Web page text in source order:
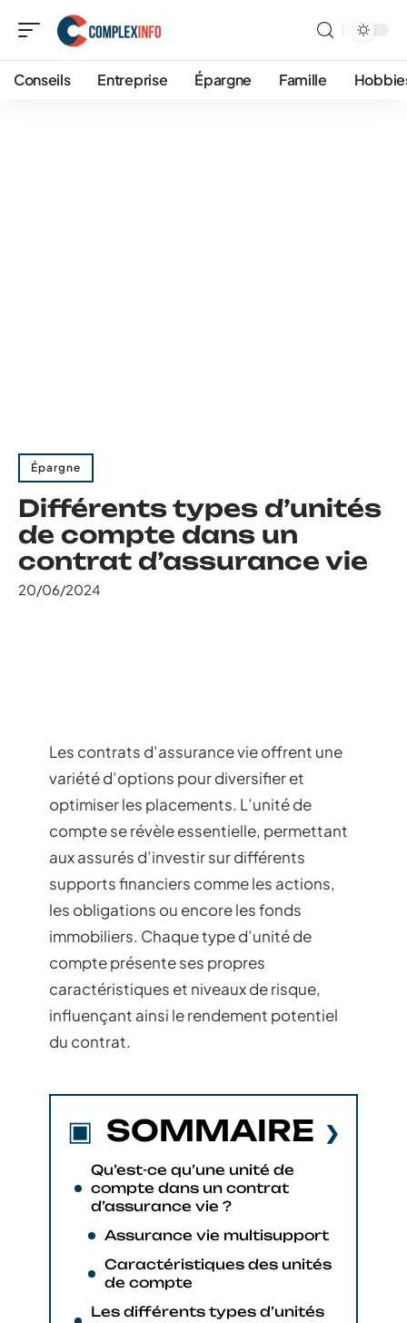
Conseils Entreprise Épargne Famille
Épargne
Différents types d’unités
de compte dans un
contrat d’assurance vie
20/06/2024
Les contrats d’assurance vie offrent une
variété d’options pour diversifier et
optimiser les placements. L’unité de
compte se révèle essentielle, permettant
aux assurés d’investir sur différents
supports financiers comme les actions,
les obligations ou encore les fonds
immobiliers. Chaque type d’unité de
compte présente ses propres
caractéristiques et niveaux de risque,
influençant ainsi le rendement potentiel
du contrat.
SOMMAIRE
Qu’est-ce qu’une unité de
compte dans un contrat
d’assurance vie ?
Assurance vie multisupport
Caractéristiques des unités
de compte
Les différents types d’unités